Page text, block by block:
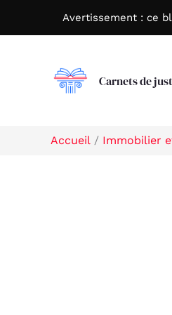
Avertissement : ce
Carnets de
Accueil Immobilier